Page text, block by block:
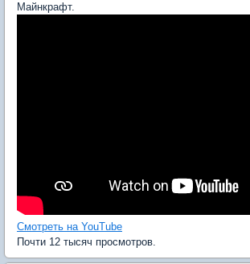
Майнкрафт.
Смотреть на YouTube
Почти 12 тысяч просмотров.